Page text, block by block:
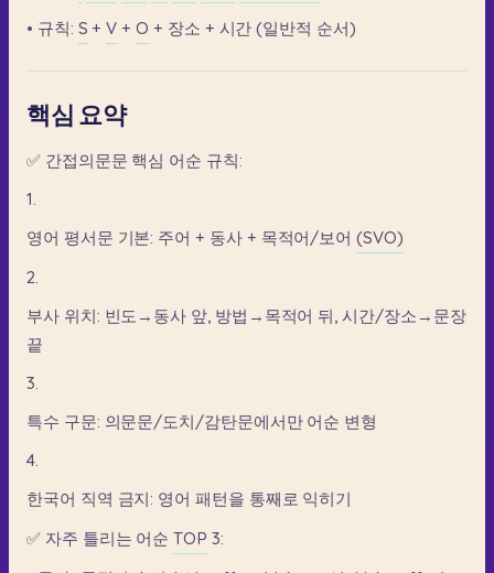
• 규칙: S + V + O + 장소 + 시간 (일반적 순서)
핵심 요약
✅ 간접의문문 핵심 어순 규칙:
1.
영어 평서문 기본: 주어 + 동사 + 목적어/보어 (SVO)
2.
부사 위치: 빈도→동사 앞, 방법→목적어 뒤, 시간/장소→문장
끝
3.
특수 구문: 의문문/도치/감탄문에서만 어순 변형
4.
한국어 직역 금지: 영어 패턴을 통째로 익히기
✅ 자주 틀리는 어순 TOP 3: